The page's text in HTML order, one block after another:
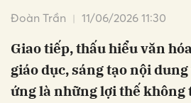
Đoàn Trần 11/06/2026 11:30
Giao tiếp, thấu hiểu văn
giáo dục, sáng tạo nội
ứng là những lợi thế không
Hủy